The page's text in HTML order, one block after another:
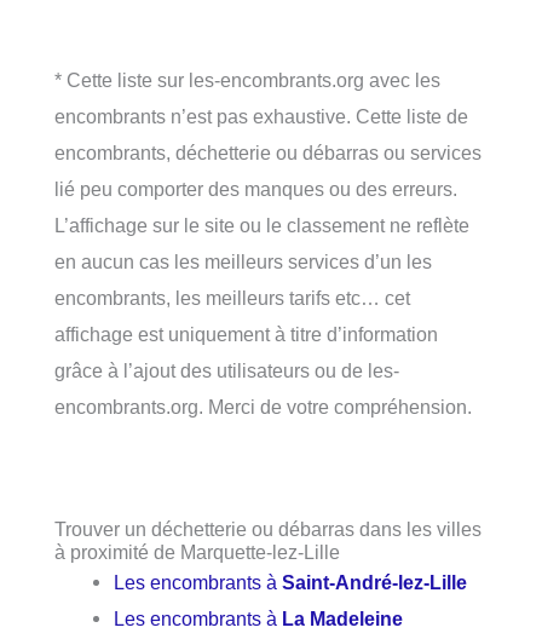
* Cette liste sur les-encombrants.org avec les
encombrants n’est pas exhaustive. Cette liste de
encombrants, déchetterie ou débarras ou services
lié peu comporter des manques ou des erreurs.
L’affichage sur le site ou le classement ne reflète
en aucun cas les meilleurs services d’un les
encombrants, les meilleurs tarifs etc… cet
affichage est uniquement à titre d’information
grâce à l’ajout des utilisateurs ou de les-
encombrants.org. Merci de votre compréhension.
Trouver un déchetterie ou débarras dans les villes
à proximité de Marquette-lez-Lille
Les encombrants àSaint-André-lez-Lille
Les encombrants à La Madeleine